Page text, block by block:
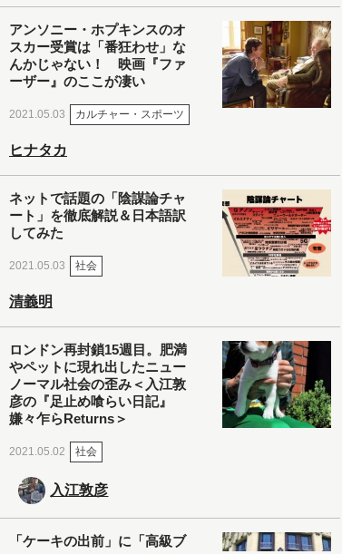
アンソニー・ホプキンスのオ
スカー受賞は「番狂わせ」な
んかじゃない！ 映画『ファ
ーザー』のここが凄い
2021.05.03 カルチャー・スポーツ
ヒナタカ
ネットで話題の「陰謀論チャ
ート」を徹底解説＆日本語訳
してみた
2021.05.03 社会
清義明
ロンドン再封鎖15週目。肥満
やペットに現れ出したニュー
ノーマル社会の歪み＜入江敦
彦の『足止め喰らい日記』
嫌々乍らReturns＞
2021.05.02 社会
入江敦彦
「ケーキの出前」に「高級ブ